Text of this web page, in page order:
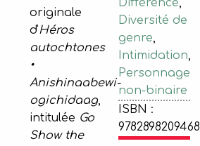
originale
d'Héros
autochtones
•
Anishinaabewi-
ogichidaag,
intitulée Go
Show the
Différence,
Diversité de
genre,
Intimidation,
Personnage
non-binaire
ISBN :
9782898209468